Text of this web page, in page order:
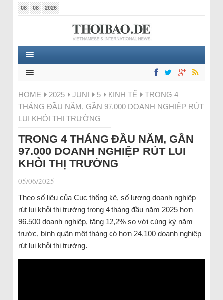
08 08 2026
HOME 2025 JUNI 5 KINH TẾ
TRONG 4
THÁNG ĐẦU NĂM, GẦN 97.000 DOANH NGHIỆP RÚT
LUI KHỎI THỊ TRƯỜNG
TRONG 4 THÁNG ĐẦU NĂM, GẦN
97.000 DOANH NGHIỆP RÚT LUI
KHỎI THỊ TRƯỜNG
05/06/2025 |
Theo số liệu của Cục thống kê, số lượng doanh nghiệp
rút lui khỏi thị trường trong 4 tháng đầu năm 2025 hơn
96.500 doanh nghiệp, tăng 12,2% so với cùng kỳ năm
trước, bình quân một tháng có hơn 24.100 doanh nghiệp
rút lui khỏi thị trường.